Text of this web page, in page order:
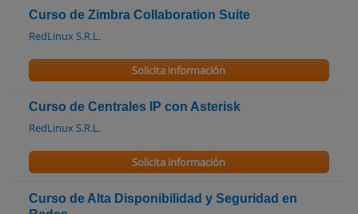
Curso de Zimbra Collaboration Suite
RedLinux S.R.L.
Solicita información
Curso de Centrales IP con Asterisk
RedLinux S.R.L.
Solicita información
Curso de Alta Disponibilidad y Seguridad en